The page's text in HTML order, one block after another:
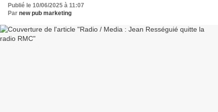
Publié le 10/06/2025 à 11:07
Par new pub marketing